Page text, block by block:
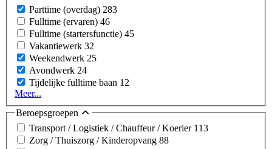
Parttime (overdag) 283
Fulltime (ervaren) 46
Fulltime (startersfunctie) 45
Vakantiewerk 32
Weekendwerk 25
Avondwerk 24
Tijdelijke fulltime baan 12
Meer...
Beroepsgroepen
Transport / Logistiek / Chauffeur / Koerier 113
Zorg / Thuiszorg / Kinderopvang 88